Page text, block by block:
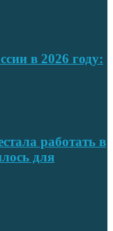
в 2026 году:
работать в
для